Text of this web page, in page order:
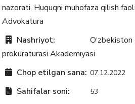
nazorati. Huquqni muhofaza qilish
Advokatura
Nashriyot:
prokuraturasi Akademiyasi
Chop etilgan sana: 07.12.2022
Sahifalar soni: 53